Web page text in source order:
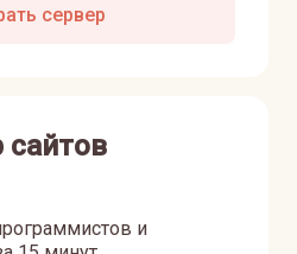
сервер
сайтов
и